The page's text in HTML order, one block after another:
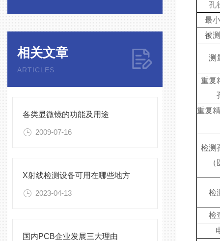
相关文章
ARTICLES
各类显微镜的功能及用途
2009-07-16
X射线检测设备可用在哪些地方
2023-04-13
国内PCB企业发展三大理由
孔
最
被
测
重复
重复
检测
检
检